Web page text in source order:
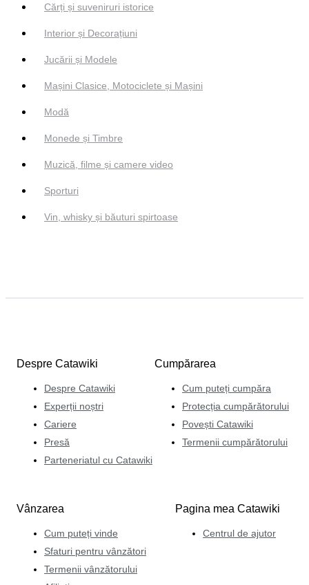
Cărți și suveniruri istorice
Interior și Decorațiuni
Jucării și Modele
Mașini Clasice, Motociclete și Mașini
Modă
Monede și Timbre
Muzică, filme și camere video
Sporturi
Vin, whisky și băuturi spirtoase
Despre Catawiki
Despre Catawiki
Experții noștri
Cariere
Presă
Parteneriatul cu Catawiki
Cumpărarea
Cum puteți cumpăra
Protecția cumpărătorului
Povești Catawiki
Termenii cumpărătorului
Vânzarea
Cum puteți vinde
Sfaturi pentru vânzători
Termenii vânzătorului
Pagina mea Catawiki
Centrul de ajutor